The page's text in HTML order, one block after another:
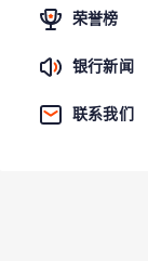
荣誉榜
银行新闻
联系我们